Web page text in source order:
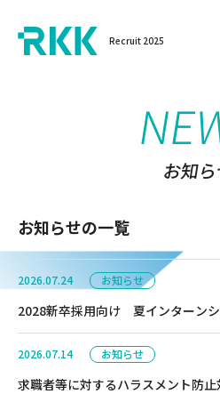
Recruit 2025
お知
お知らせの一覧
2026.07.24 お知らせ
2028新卒採用向け 夏インターンシ
2026.07.14 お知らせ
求職者等に対するハラスメント防